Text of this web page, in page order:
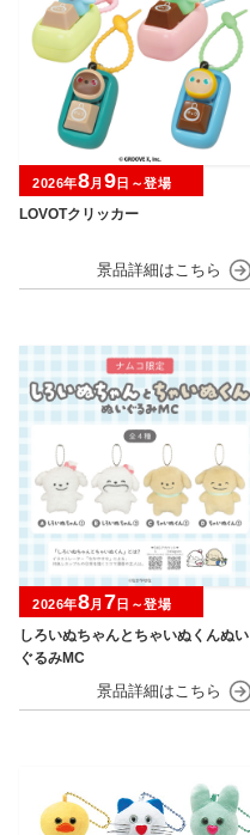
LOVOTクリッカー
2026年8月 9日～登場
しろいぬちゃんとちゃいぬくんぬい
ぐるみMC
2026年8月 7日～登場